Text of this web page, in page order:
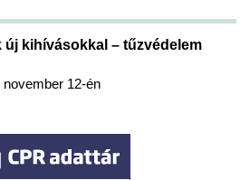
új kihívásokkal – tűzvédelem
12-én